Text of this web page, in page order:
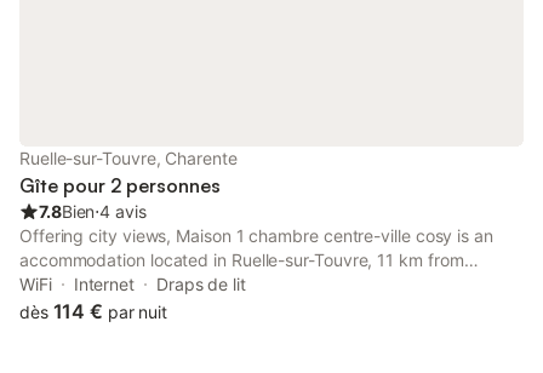
Ruelle-sur-Touvre, Charente
Gîte pour 2 personnes
7.8Bien⋅4 avis
Offering city views, Maison 1 chambre centre-ville cosy is an
accommodation located in Ruelle-sur-Touvre, 11 km from
Hirondelle Golf Course and 47 km from Cognac Golf Course.
WiFi Internet
Draps de lit
dès 114 € par nuit